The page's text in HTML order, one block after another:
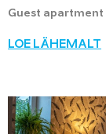
Guest apartment
LOE LÄHEMALT